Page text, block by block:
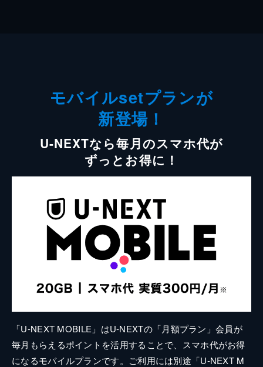
モバイルsetプランが
新登場！
U-NEXTなら毎月のスマホ代が
ずっとお得に！
「U-NEXT MOBILE」はU-NEXTの「月額プラン」会員が
毎月もらえるポイントを活用することで、スマホ代がお得
になるモバイルプランです。ご利用には別途「U-NEXT M